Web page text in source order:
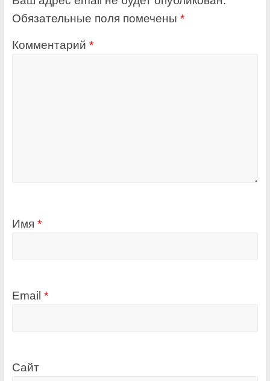
Обязательные поля помечены *
Комментарий *
Имя *
Email *
Сайт